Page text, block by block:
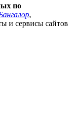
по
,
и сервисы сайтов